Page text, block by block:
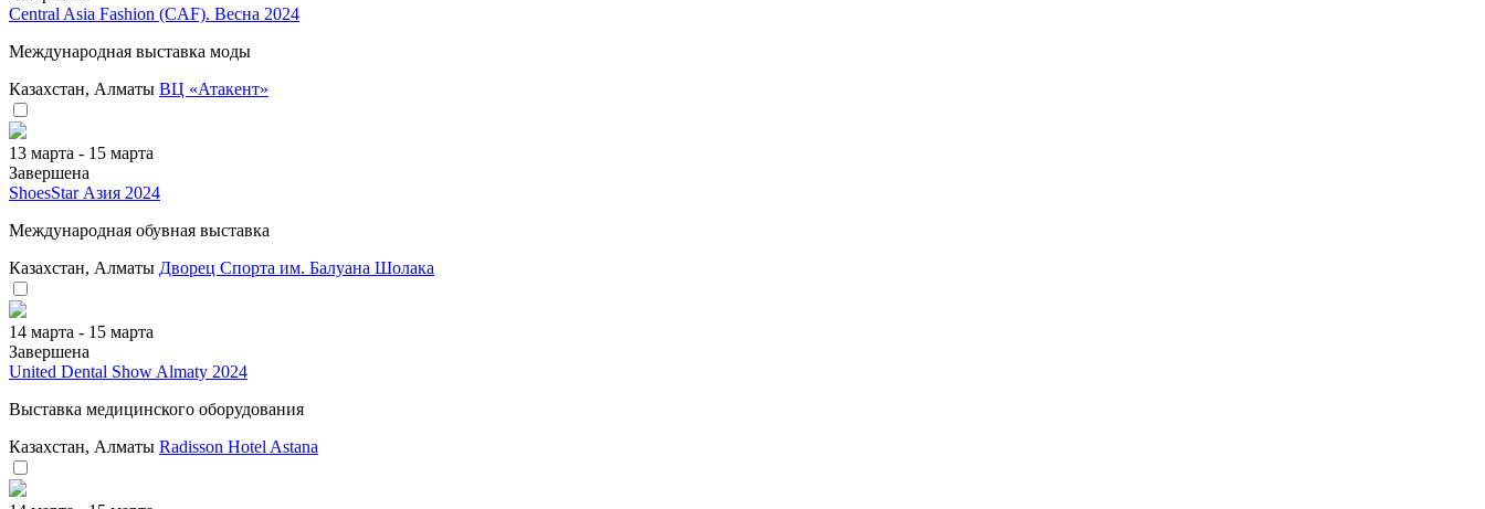
Central Asia Fashion (CAF). Весна 2024
Международная выставка моды
Казахстан, Алматы ВЦ «Атакент»
13 марта - 15 марта
Завершена
ShoesStar Азия 2024
Международная обувная выставка
Казахстан, Алматы Дворец Спорта им. Балуана Шолака
14 марта - 15 марта
Завершена
United Dental Show Almaty 2024
Выставка медицинского оборудования
Казахстан, Алматы Radisson Hotel Astana